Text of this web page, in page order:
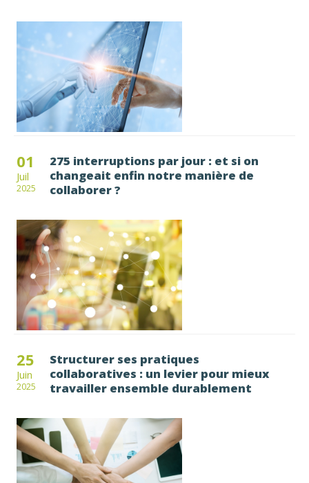
01
Juil
2025
275 interruptions par jour : et si on
changeait enfin notre manière de
collaborer ?
25
Juin
2025
Structurer ses pratiques
collaboratives : un levier pour mieux
travailler ensemble durablement